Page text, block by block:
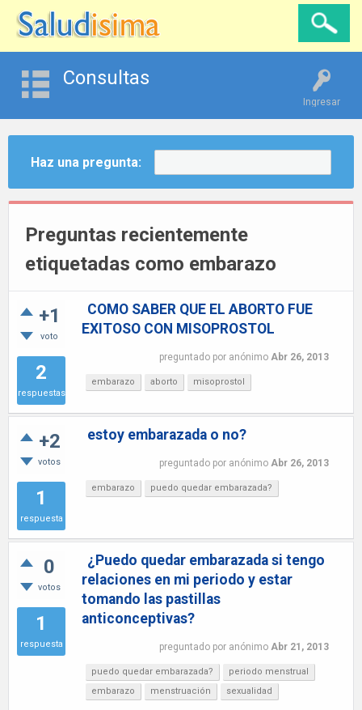
Ingresar
Consultas
Haz una pregunta:
Preguntas recientemente
etiquetadas como embarazo
+1
voto
2
respuestas
COMO SABER QUE EL ABORTO FUE
EXITOSO CON MISOPROSTOL
preguntado por anónimo Abr 26, 2013
embarazo aborto misoprostol
+2
votos
1
respuesta
estoy embarazada o no?
preguntado por anónimo Abr 26, 2013
embarazo puedo quedar embarazada?
0
votos
1
respuesta
¿Puedo quedar embarazada si tengo
relaciones en mi periodo y estar
tomando las pastillas
anticonceptivas?
preguntado por anónimo Abr 21, 2013
puedo quedar embarazada?
periodo menstrual
embarazo
menstruación sexualidad